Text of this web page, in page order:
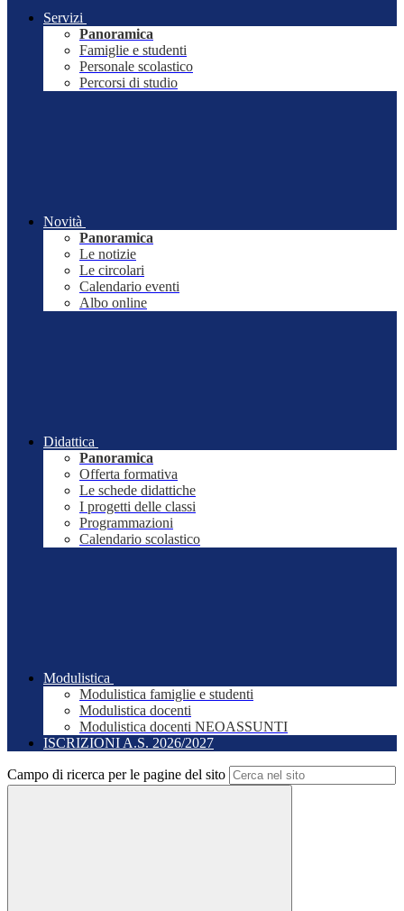
Servizi
Panoramica
Famiglie e studenti
Personale scolastico
Percorsi di studio
Novità
Panoramica
Le notizie
Le circolari
Calendario eventi
Albo online
Didattica
Panoramica
Offerta formativa
Le schede didattiche
I progetti delle classi
Programmazioni
Calendario scolastico
Modulistica
Modulistica famiglie e studenti
Modulistica docenti
Modulistica docenti NEOASSUNTI
ISCRIZIONI A.S. 2026/2027
Campo di ricerca per le pagine del sito